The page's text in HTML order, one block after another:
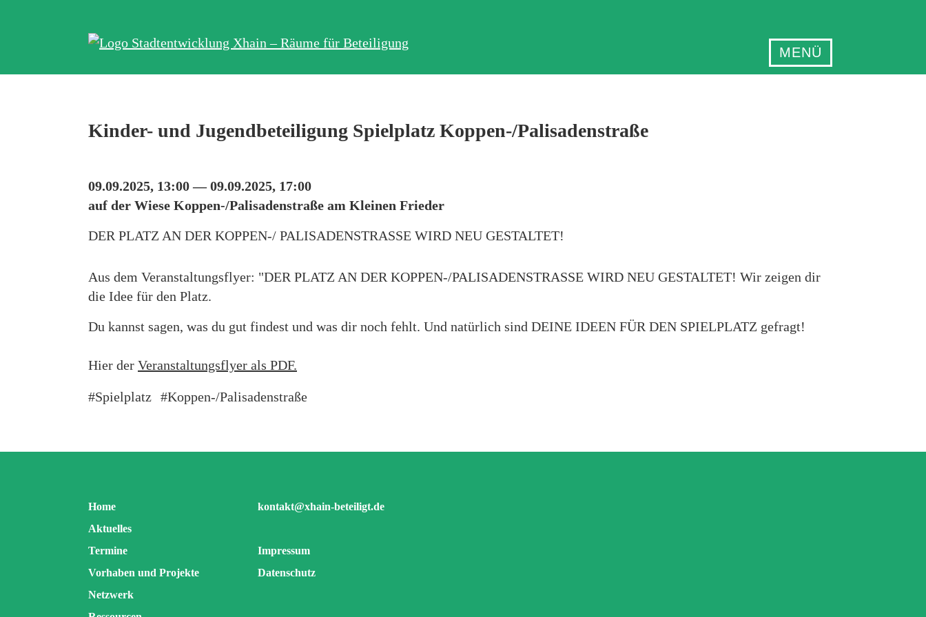
MENÜ
Kinder- und Jugendbeteiligung Spielplatz Koppen-/Palisadenstraße
09.09.2025, 13:00 — 09.09.2025, 17:00
auf der Wiese Koppen-/Palisadenstraße am Kleinen Frieder
DER PLATZ AN DER KOPPEN-/ PALISADENSTRASSE WIRD NEU GESTALTET!
Aus dem Veranstaltungsflyer: "DER PLATZ AN DER KOPPEN-/PALISADENSTRASSE WIRD NEU GESTALTET! Wir zeigen dir
die Idee für den Platz.
Du kannst sagen, was du gut findest und was dir noch fehlt. Und natürlich sind DEINE IDEEN FÜR DEN SPIELPLATZ gefragt!
Hier der Veranstaltungsflyer als PDF.
Spielplatz Koppen-/Palisadenstraße
Home
Aktuelles
Termine
Vorhaben und Projekte
Netzwerk
kontakt@xhain-beteiligt.de
Impressum
Datenschutz